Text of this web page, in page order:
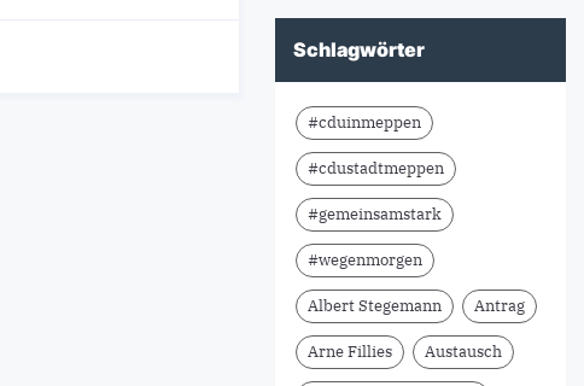
Schlagwörter
#cduinmeppen
#cdustadtmeppen
#gemeinsamstark
#wegenmorgen
Albert Stegemann Antrag
Arne Fillies Austausch